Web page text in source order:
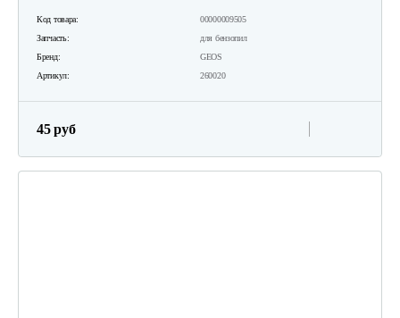
Код товара:
00000009505
Запчасть:
для бензопил
Бренд:
GEOS
Артикул:
260020
45 руб